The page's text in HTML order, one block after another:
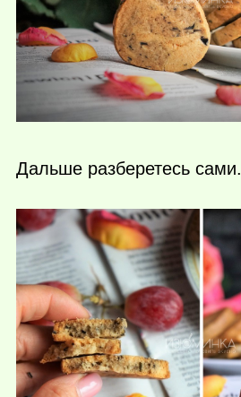
Дальше разберетесь сами.